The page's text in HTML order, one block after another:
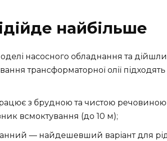
найбільше
насосного обладнання та
трансформаторної олії підходять
з брудною та чистою речовиною
всмоктування (до 10 м);
— найдешевший варіант для